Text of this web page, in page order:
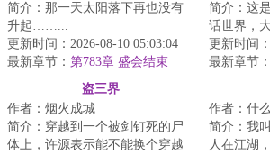
简介：那一天太阳落下再也没有
升起……...
更新时间：2026-08-10 05:03:04
最新章节： 第783章 盛会结束
简介：这
话世界，
后一个气
界，微不
更新时间
最新章节：
到，桑海
盗三界
作者：烟火成城
简介：穿越到一个被剑钉死的尸
体上，许源表示能不能换个穿越
作者：什
简介：我
人在江湖